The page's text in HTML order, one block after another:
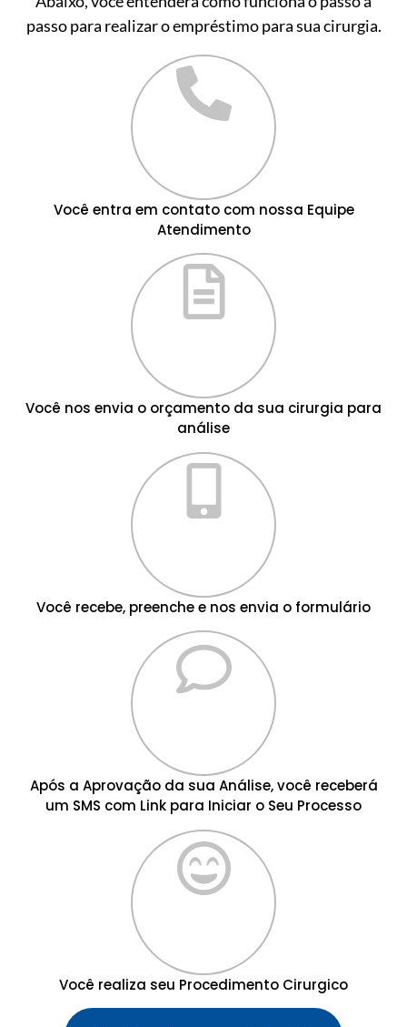
passo para realizar o empréstimo para sua cirurgia.
Você entra em contato com nossa Equipe
Atendimento
Você nos envia o orçamento da sua cirurgia para
análise
Você recebe, preenche e nos envia o formulário
Após a Aprovação da sua Análise, você receberá
um SMS com Link para Iniciar o Seu Processo
Você realiza seu Procedimento Cirurgico